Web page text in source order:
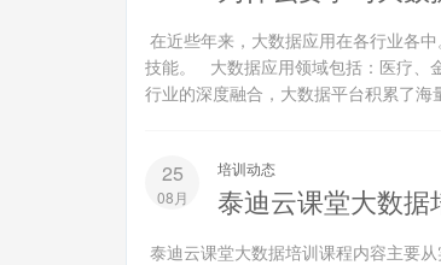
在近些年来，大数据应用在各行业各
技能。 大数据应用领域包括：医疗、
行业的深度融合，大数据平台积累了
25
08月
培训动态
泰迪云课堂大数据
泰迪云课堂大数据培训课程内容主要